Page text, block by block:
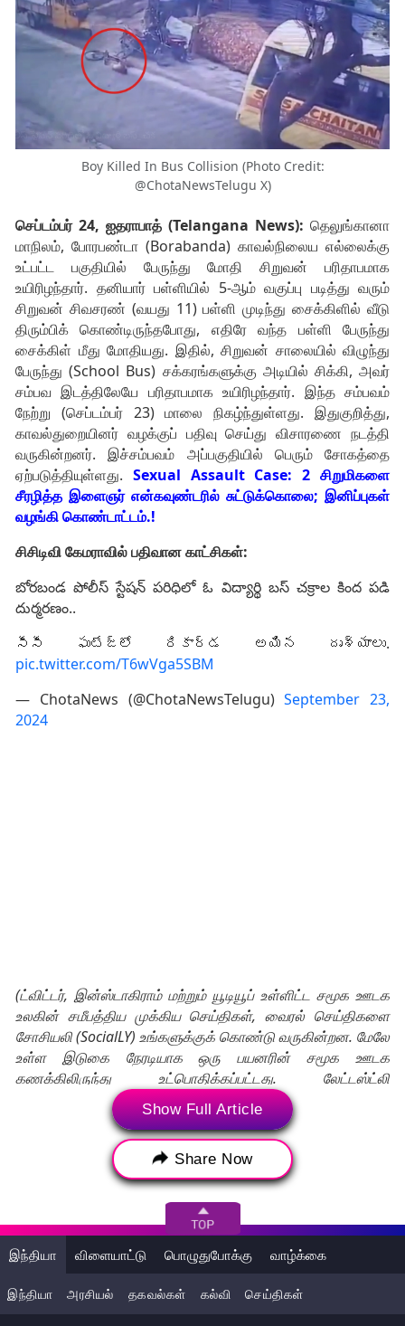
Boy Killed In Bus Collision (Photo Credit:
@ChotaNewsTelugu X)
செப்டம்பர் 24, ஐதராபாத் (Telangana News): தெலுங்கானா
மாநிலம், போரபண்டா (Borabanda) காவல்நிலைய எல்லைக்கு
உட்பட்ட பகுதியில் பேருந்து மோதி சிறுவன் பரிதாபமாக
உயிரிழந்தார். தனியார் பள்ளியில் 5-ஆம் வகுப்பு படித்து வரும்
சிறுவன் சிவசரண் (வயது 11) பள்ளி முடிந்து சைக்கிளில் வீடு
திரும்பிக் கொண்டிருந்தபோது, ​​எதிரே வந்த பள்ளி பேருந்து
சைக்கிள் மீது மோதியது. இதில், சிறுவன் சாலையில் விழுந்து
பேருந்து (School Bus) சக்கரங்களுக்கு அடியில் சிக்கி, அவர்
சம்பவ இடத்திலேயே பரிதாபமாக உயிரிழந்தார். இந்த சம்பவம்
நேற்று (செப்டம்பர் 23) மாலை நிகழ்ந்துள்ளது. இதுகுறித்து,
காவல்துறையினர் வழக்குப் பதிவு செய்து விசாரணை நடத்தி
வருகின்றனர். இச்சம்பவம் அப்பகுதியில் பெரும் சோகத்தை
ஏற்படுத்தியுள்ளது. Sexual Assault Case: 2 சிறுமிகளை
சீரழித்த இளைஞர் என்கவுண்டரில் சுட்டுக்கொலை; இனிப்புகள்
வழங்கி கொண்டாட்டம்.!
சிசிடிவி கேமராவில் பதிவான காட்சிகள்:
బోరబండ పోలీస్ స్టేషన్ పరిధిలో ఓ విద్యార్థి బస్‌ చక్రాల కింద పడి
దుర్మరణం..
సీసీ ఫుటేజ్‌లో రికార్డ అయిన దృశ్యాలు.
pic.twitter.com/T6wVga5SBM
— ChotaNews (@ChotaNewsTelugu)September 23,
2024
(ட்விட்டர், இன்ஸ்டாகிராம் மற்றும் யூடியூப் உள்ளிட்ட சமூக ஊடக
உலகின் சமீபத்திய முக்கிய செய்திகள், வைரல் செய்திகளை
சோசியலி (SocialLY) உங்களுக்குக் கொண்டு வருகின்றன. மேலே
உள்ள இடுகை நேரடியாக ஒரு பயனரின் சமூக ஊடக
கணக்கிலிருந்து உட்பொதிக்கப்பட்டது. லேட்டஸ்ட்லி
பணியாளர்கள் இந்த தகவலை திருத்தவில்லை அல்லது
மாற்றவில்லை. சமூக ஊடக இடுகைகளில் தோன்றும்
கருத்துக்கள் மற்றும் உண்மைகள் லேட்டஸ்ட்லி கருத்துகளைப்
பிரதிபலிக்காது, மேலும், லேட்டஸ்ட்லி அதற்கான எந்தப்
பொறுப்பையும் ஏற்காது.)
Tags: India Telangana Borabanda
School Bus Boy Death CCTV Video
School Boy இந்தியா தெலுங்கானா
Show Full Article
Share Now
இந்தியா விளையாட்டு பொழுதுபோக்கு வாழ்க்கை
இந்தியா அரசியல் தகவல்கள் கல்வி செய்திகள்